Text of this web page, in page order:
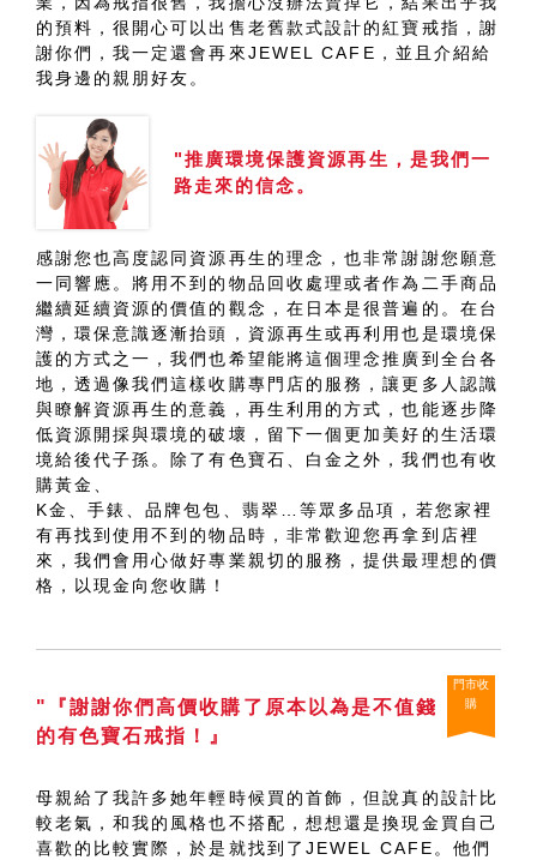
的預料，很開心可以出售老舊款式設計的紅寶戒指，謝
謝你們，我一定還會再來JEWEL CAFE，並且介紹給
我身邊的親朋好友。
"推廣環境保護資源再生，是我們一
路走來的信念。
感謝您也高度認同資源再生的理念，也非常謝謝您願意
一同響應。將用不到的物品回收處理或者作為二手商品
繼續延續資源的價值的觀念，在日本是很普遍的。在台
灣，環保意識逐漸抬頭，資源再生或再利用也是環境保
護的方式之一，我們也希望能將這個理念推廣到全台各
地，透過像我們這樣收購專門店的服務，讓更多人認識
與瞭解資源再生的意義，再生利用的方式，也能逐步降
低資源開採與環境的破壞，留下一個更加美好的生活環
境給後代子孫。除了有色寶石、白金之外，我們也有收
購黃金、
K金、手錶、品牌包包、翡翠…等眾多品項，若您家裡
有再找到使用不到的物品時，非常歡迎您再拿到店裡
來，我們會用心做好專業親切的服務，提供最理想的價
格，以現金向您收購！
"『謝謝你們高價收購了原本以為是不值錢
的有色寶石戒指！』
門市收
購
母親給了我許多她年輕時候買的首飾，但說真的設計比
較老氣，和我的風格也不搭配，想想還是換現金買自己
喜歡的比較實際，於是就找到了JEWEL CAFE。他們